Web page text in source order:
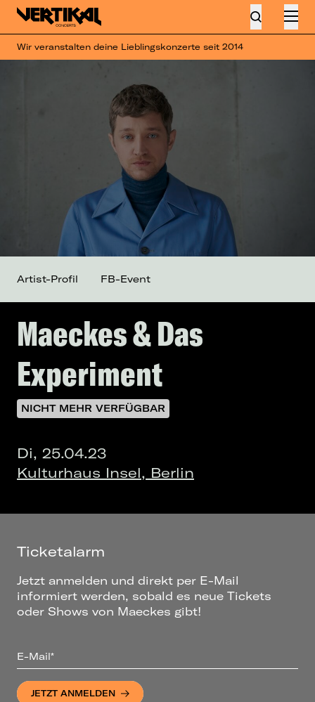
Wir veranstalten deine Lieblingskonzerte seit 2014
Maeckes & Das
Experiment
NICHT MEHR VERFÜGBAR
Di, 25.04.23
Kulturhaus Insel, Berlin
Artist-Profil FB-Event
Ticketalarm
Jetzt anmelden und direkt per E-Mail
informiert werden, sobald es neue Tickets
oder Shows von Maeckes gibt!
E-Mail*
JETZT ANMELDEN